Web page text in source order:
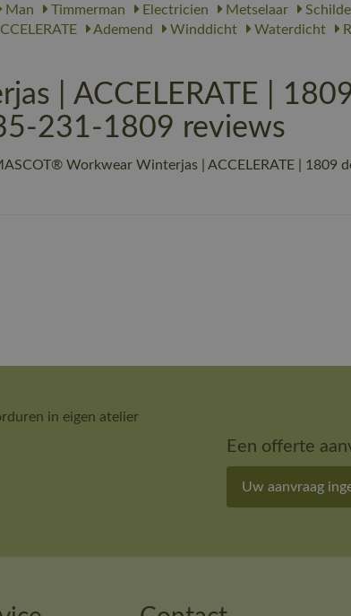
Man Timmerman Electricien Metselaar
Ademend Winddicht Waterdicht
| ACCELERATE |
231-1809 reviews
Workwear Winterjas | ACCELERATE |
in eigen atelier
Een offerte
Uw aanvraag